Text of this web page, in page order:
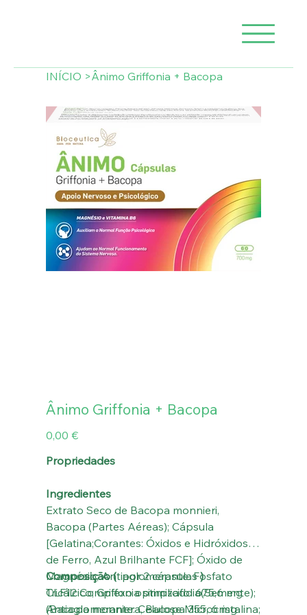
INÍCIO >Ânimo Griffonia + Bacopa
Ânimo Griffonia + Bacopa
Preço
0,00 €
Propriedades
Ingredientes
Extrato Seco de Bacopa monnieri,
Bacopa (Partes Aéreas); Cápsula
[Gelatina;Corantes: Óxidos e Hidróxidos
de Ferro, Azul Brilhante FCF]; Óxido de
Magnésio; Antiaglomerante: Fosfato
Tricálcico; Griffonia simplicifolia(Semente);
Antiaglomerante: Celulose Microcristalina;
Composição (por 2 cápsulas)
CLF12 Complexo optimizado 675,6 mg
(Bacopa monniera, Bacopa 355, 6 mg